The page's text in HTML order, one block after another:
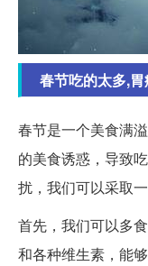
春节吃的太多,
春节是一个美食满
的美食诱惑，导致
扰，我们可以采取
首先，我们可以多
和各种维生素，能